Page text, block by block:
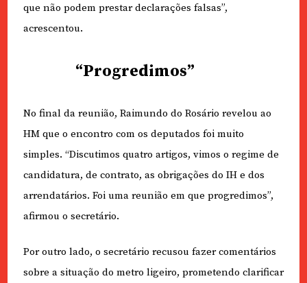
que não podem prestar declarações falsas”,
acrescentou.
“Progredimos”
No final da reunião, Raimundo do Rosário revelou ao
HM que o encontro com os deputados foi muito
simples. “Discutimos quatro artigos, vimos o regime de
candidatura, de contrato, as obrigações do IH e dos
arrendatários. Foi uma reunião em que progredimos”,
afirmou o secretário.
Por outro lado, o secretário recusou fazer comentários
sobre a situação do metro ligeiro, prometendo clarificar